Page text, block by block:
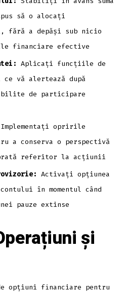
să o alocați
fără a depăși sub nicio
financiare efective
Aplicați funcțiile de
ce vă alertează după
de participare
Implementați opririle
a conserva o perspectivă
referitor la acțiunii
Activați opțiunea
în momentul când
pauze extinse
și
opțiuni financiare pentru